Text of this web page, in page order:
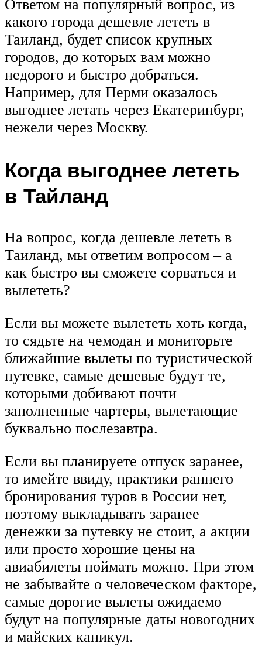
Ответом на популярный вопрос, из
какого города дешевле лететь в
Таиланд, будет список крупных
городов, до которых вам можно
недорого и быстро добраться.
Например, для Перми оказалось
выгоднее летать через Екатеринбург,
нежели через Москву.
Когда выгоднее лететь
в Тайланд
На вопрос, когда дешевле лететь в
Таиланд, мы ответим вопросом – а
как быстро вы сможете сорваться и
вылететь?
Если вы можете вылететь хоть когда,
то сядьте на чемодан и мониторьте
ближайшие вылеты по туристической
путевке, самые дешевые будут те,
которыми добивают почти
заполненные чартеры, вылетающие
буквально послезавтра.
Если вы планируете отпуск заранее,
то имейте ввиду, практики раннего
бронирования туров в России нет,
поэтому выкладывать заранее
денежки за путевку не стоит, а акции
или просто хорошие цены на
авиабилеты поймать можно. При этом
не забывайте о человеческом факторе,
самые дорогие вылеты ожидаемо
будут на популярные даты новогодних
и майских каникул.